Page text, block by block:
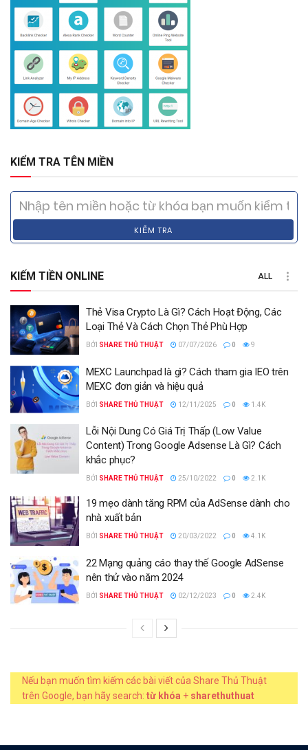
KIỂM TRA TÊN MIỀN
KIỂM TRA
KIẾM TIỀN ONLINE ALL
Thẻ Visa Crypto Là Gì? Cách Hoạt Động, Các
Loại Thẻ Và Cách Chọn Thẻ Phù Hợp
BỞI SHARE THỦ THUẬT 07/07/2026 0 9
MEXC Launchpad là gì? Cách tham gia IEO trên
MEXC đơn giản và hiệu quả
BỞI SHARE THỦ THUẬT 12/11/2025 0 1.4K
Lỗi Nội Dung Có Giá Trị Thấp (Low Value
Content) Trong Google Adsense Là Gì? Cách
khắc phục?
BỞI SHARE THỦ THUẬT 25/10/2022 0 2.1K
19 mẹo dành tăng RPM của AdSense dành cho
nhà xuất bản
BỞI SHARE THỦ THUẬT 20/03/2022 0 4.1K
22 Mạng quảng cáo thay thế Google AdSense
nên thử vào năm 2024
BỞI SHARE THỦ THUẬT 02/12/2023 0 2.4K
Nếu bạn muốn tìm kiếm các bài viết của Share Thủ Thuật
trên Google, bạn hãy search: từ khóa + sharethuthuat